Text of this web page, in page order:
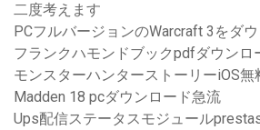
二度考えます
PCフルバージョンのWarcraft 3をダ
フランクハモンドブックpdfダウンロ
モンスターハンターストーリーiOS無
Madden 18 pcダウンロード急流
Ups配信ステータスモジュール